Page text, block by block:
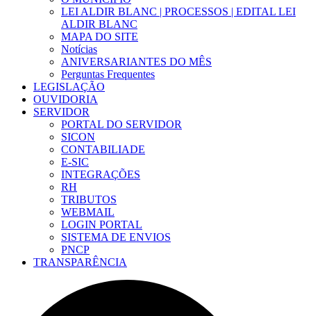
LEI ALDIR BLANC | PROCESSOS | EDITAL LEI
ALDIR BLANC
MAPA DO SITE
Notícias
ANIVERSARIANTES DO MÊS
Perguntas Frequentes
LEGISLAÇÃO
OUVIDORIA
SERVIDOR
PORTAL DO SERVIDOR
SICON
CONTABILIADE
E-SIC
INTEGRAÇÕES
RH
TRIBUTOS
WEBMAIL
LOGIN PORTAL
SISTEMA DE ENVIOS
PNCP
TRANSPARÊNCIA